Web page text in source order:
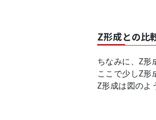
Z形成との比
ちなみに、Z形
ここで少しZ形
Z形成は図のよ